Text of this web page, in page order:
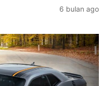
6 bulan ago